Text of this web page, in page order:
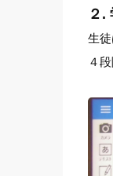
２.
生
４